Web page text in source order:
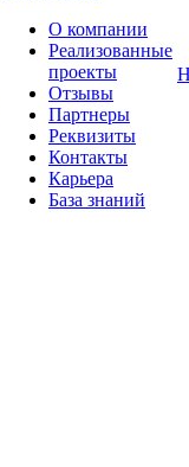
О компании
Реализованные
проекты
Отзывы
Партнеры
Реквизиты
Контакты
Карьера
База знаний